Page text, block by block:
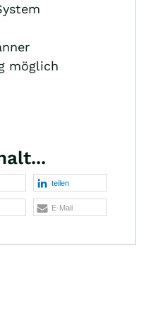
möglich
teilen
E-Mail